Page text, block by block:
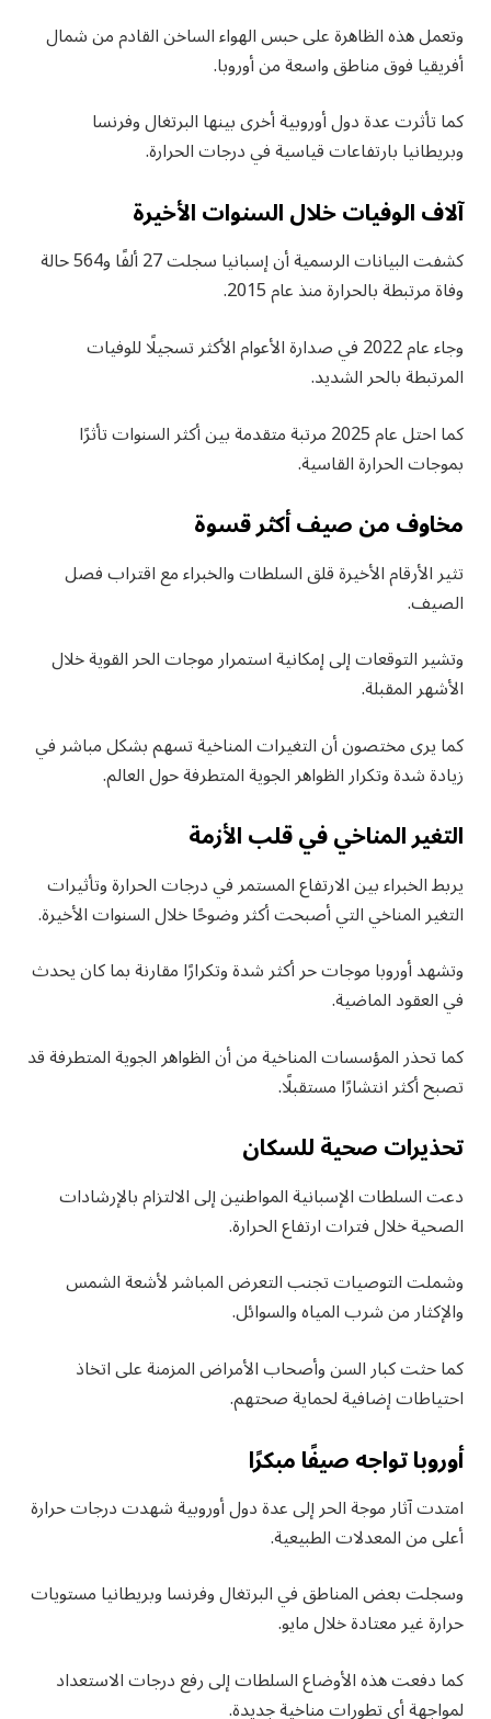
وتعمل هذه الظاهرة على حبس الهواء الساخن القادم من شمال
أفريقيا فوق مناطق واسعة من أوروبا.
كما تأثرت عدة دول أوروبية أخرى بينها البرتغال وفرنسا
وبريطانيا بارتفاعات قياسية في درجات الحرارة.
آلاف الوفيات خلال السنوات الأخيرة
كشفت البيانات الرسمية أن إسبانيا سجلت 27 ألفًا و564 حالة
وفاة مرتبطة بالحرارة منذ عام 2015.
وجاء عام 2022 في صدارة الأعوام الأكثر تسجيلًا للوفيات
المرتبطة بالحر الشديد.
كما احتل عام 2025 مرتبة متقدمة بين أكثر السنوات تأثرًا
بموجات الحرارة القاسية.
مخاوف من صيف أكثر قسوة
تثير الأرقام الأخيرة قلق السلطات والخبراء مع اقتراب فصل
الصيف.
وتشير التوقعات إلى إمكانية استمرار موجات الحر القوية خلال
الأشهر المقبلة.
كما يرى مختصون أن التغيرات المناخية تسهم بشكل مباشر في
زيادة شدة وتكرار الظواهر الجوية المتطرفة حول العالم.
التغير المناخي في قلب الأزمة
يربط الخبراء بين الارتفاع المستمر في درجات الحرارة وتأثيرات
التغير المناخي التي أصبحت أكثر وضوحًا خلال السنوات الأخيرة.
وتشهد أوروبا موجات حر أكثر شدة وتكرارًا مقارنة بما كان يحدث
في العقود الماضية.
كما تحذر المؤسسات المناخية من أن الظواهر الجوية المتطرفة قد
تصبح أكثر انتشارًا مستقبلًا.
تحذيرات صحية للسكان
دعت السلطات الإسبانية المواطنين إلى الالتزام بالإرشادات
الصحية خلال فترات ارتفاع الحرارة.
وشملت التوصيات تجنب التعرض المباشر لأشعة الشمس
والإكثار من شرب المياه والسوائل.
كما حثت كبار السن وأصحاب الأمراض المزمنة على اتخاذ
احتياطات إضافية لحماية صحتهم.
أوروبا تواجه صيفًا مبكرًا
امتدت آثار موجة الحر إلى عدة دول أوروبية شهدت درجات حرارة
أعلى من المعدلات الطبيعية.
وسجلت بعض المناطق في البرتغال وفرنسا وبريطانيا مستويات
حرارة غير معتادة خلال مايو.
كما دفعت هذه الأوضاع السلطات إلى رفع درجات الاستعداد
لمواجهة أي تطورات مناخية جديدة.